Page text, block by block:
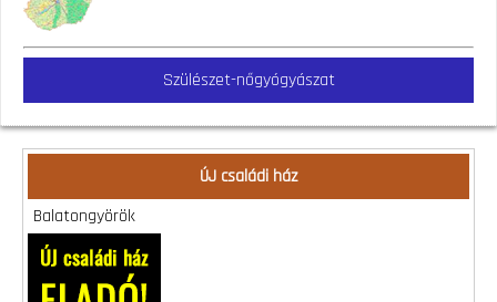
ÚJ családi ház
Balatongyörök
Szülészet-nőgyógyászat